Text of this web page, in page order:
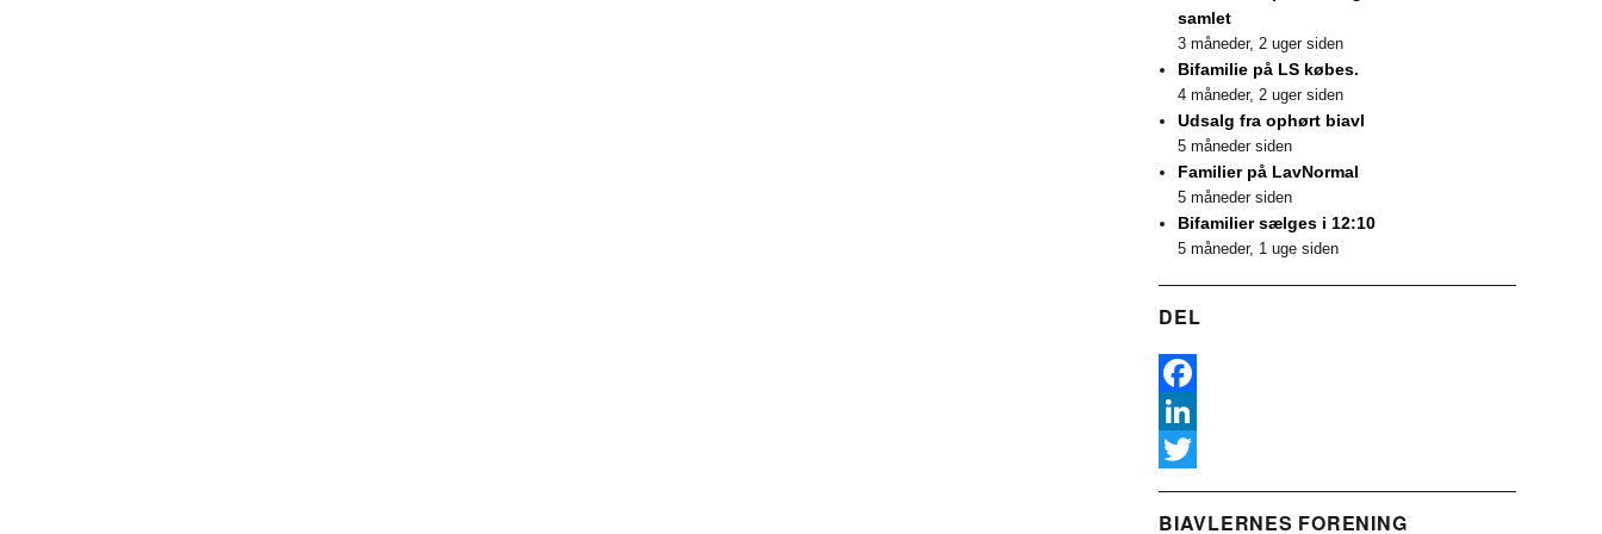
samlet
3 måneder, 2 uger siden
Bifamilie på LS købes.
4 måneder, 2 uger siden
Udsalg fra ophørt biavl
5 måneder siden
Familier på LavNormal
5 måneder siden
Bifamilier sælges i 12:10
5 måneder, 1 uge siden
DEL
F
a
e
L
nw
BIAVLERNES FORENING